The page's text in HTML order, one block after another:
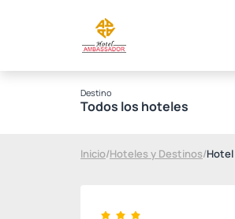
Destino
Todos los hoteles
Inicio/Hoteles y Destinos/Hotel